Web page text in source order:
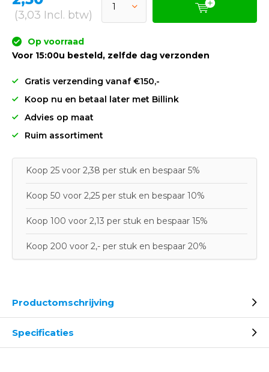
(3,03 Incl. btw)
Op voorraad
Voor 15:00u besteld, zelfde dag verzonden
Gratis verzending vanaf €150,-
Koop nu en betaal later met Billink
Advies op maat
Ruim assortiment
Koop 25 voor 2,38 per stuk en bespaar 5%
Koop 50 voor 2,25 per stuk en bespaar 10%
Koop 100 voor 2,13 per stuk en bespaar 15%
Koop 200 voor 2,- per stuk en bespaar 20%
Productomschrijving
Specificaties